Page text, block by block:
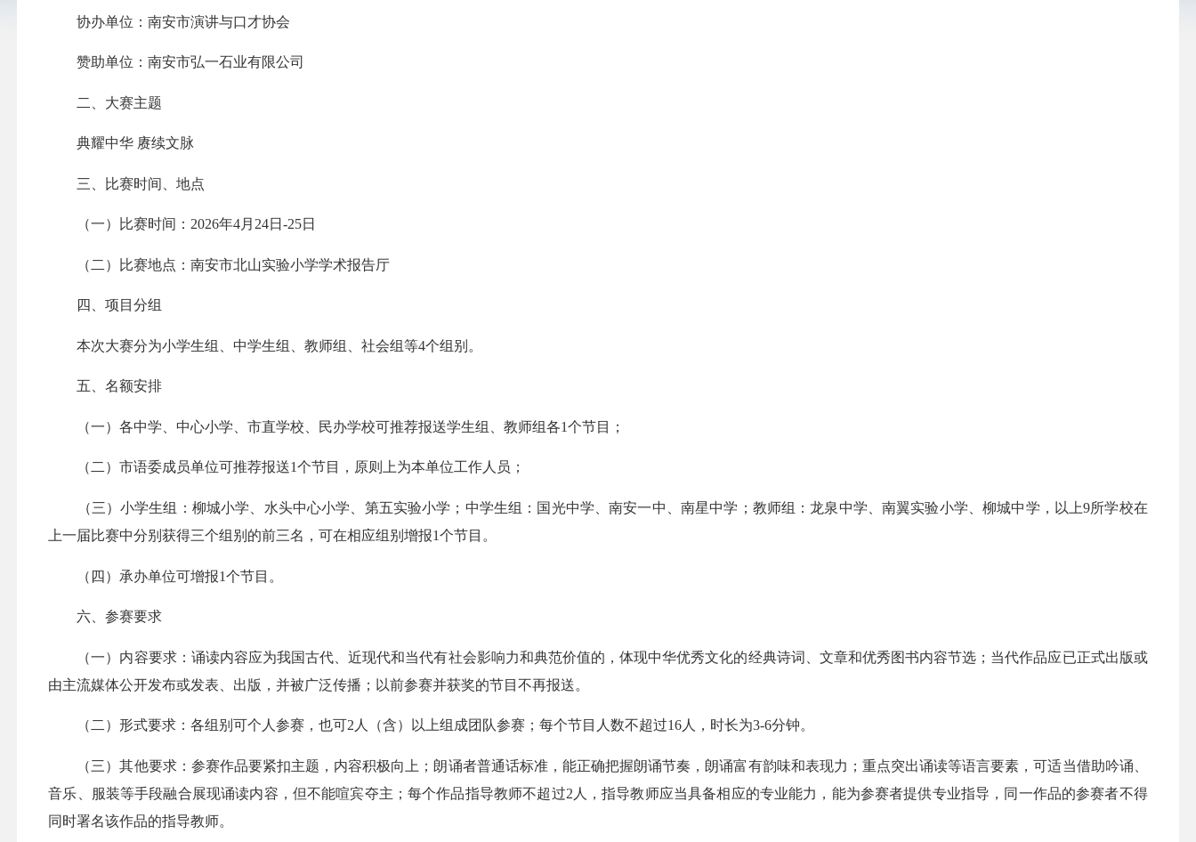
协办单位：南安市演讲与口才协会
赞助单位：南安市弘一石业有限公司
二、大赛主题
典耀中华 赓续文脉
三、比赛时间、地点
（一）比赛时间：2026年4月24日-25日
（二）比赛地点：南安市北山实验小学学术报告厅
四、项目分组
本次大赛分为小学生组、中学生组、教师组、社会组等4个组别。
五、名额安排
（一）各中学、中心小学、市直学校、民办学校可推荐报送学生组、教师组各1个节目；
（二）市语委成员单位可推荐报送1个节目，原则上为本单位工作人员；
（三）小学生组：柳城小学、水头中心小学、第五实验小学；中学生组：国光中学、南安一中、南星中学；教师组：龙泉中学、南翼实验小学、柳城中学，以上9所学校在
上一届比赛中分别获得三个组别的前三名，可在相应组别增报1个节目。
（四）承办单位可增报1个节目。
六、参赛要求
（一）内容要求：诵读内容应为我国古代、近现代和当代有社会影响力和典范价值的，体现中华优秀文化的经典诗词、文章和优秀图书内容节选；当代作品应已正式出版或
由主流媒体公开发布或发表、出版，并被广泛传播；以前参赛并获奖的节目不再报送。
（二）形式要求：各组别可个人参赛，也可2人（含）以上组成团队参赛；每个节目人数不超过16人，时长为3-6分钟。
（三）其他要求：参赛作品要紧扣主题，内容积极向上；朗诵者普通话标准，能正确把握朗诵节奏，朗诵富有韵味和表现力；重点突出诵读等语言要素，可适当借助吟诵、
音乐、服装等手段融合展现诵读内容，但不能喧宾夺主；每个作品指导教师不超过2人，指导教师应当具备相应的专业能力，能为参赛者提供专业指导，同一作品的参赛者不得
同时署名该作品的指导教师。